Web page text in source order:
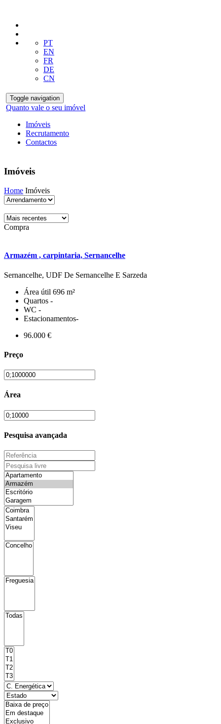
PT
EN
FR
DE
CN
Toggle navigation
Quanto vale o seu imóvel
Imóveis
Recrutamento
Contactos
Imóveis
Home Imóveis
Compra
Armazém , carpintaria, Sernancelhe
Sernancelhe, UDF De Sernancelhe E Sarzeda
Área útil 696 m²
Quartos -
WC -
Estacionamentos-
96.000 €
Preço
Área
Pesquisa avançada